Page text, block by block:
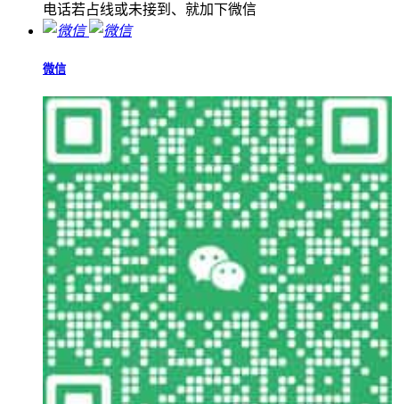
电话若占线或未接到、就加下微信
微信